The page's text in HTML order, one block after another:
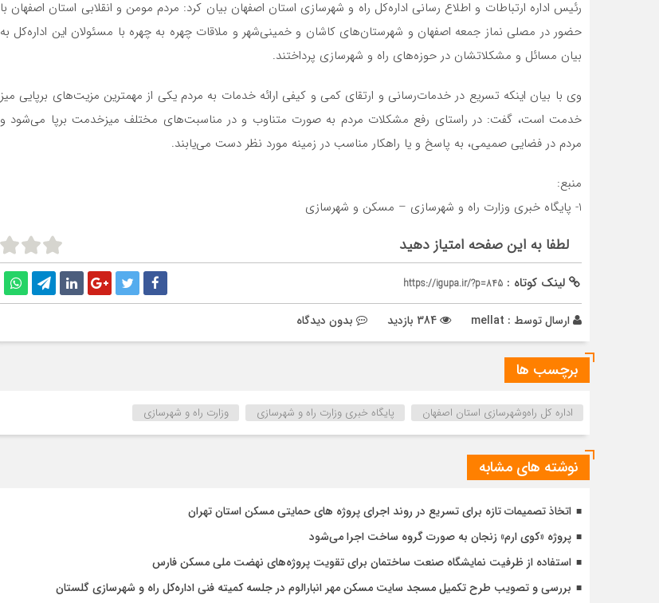
رئیس اداره ارتباطات و اطلاع رسانی اداره‌کل راه و شهرسازی استان اصفهان بیان کرد: مردم مومن و انقلابی استان اصفهان با
حضور در مصلی نماز جمعه اصفهان و شهرستان‌های کاشان و خمینی‌شهر و ملاقات چهره به چهره با مسئولان این اداره‌کل به
بیان مسائل و مشکلاتشان در حوزه‌های راه و شهرسازی پرداختند.
وی با بیان اینکه تسریع در خدمات‌رسانی و ارتقای کمی و کیفی ارائه خدمات به مردم یکی از مهمترین مزیت‌های برپایی میز
خدمت است، گفت: در راستای رفع مشکلات مردم به صورت متناوب و در مناسبت‌های مختلف میزخدمت برپا می‌شود و
مردم در فضایی صمیمی، به پاسخ و یا راهکار مناسب در زمینه مورد نظر دست می‌یابند.
منبع:
1- پایگاه خبری وزارت راه و شهرسازی – مسکن و شهرسازی
لطفا به این صفحه امتیاز دهید
لینک کوتاه : https://igupa.ir/?p=845
ارسال توسط : mellat بدون دیدگاه
برچسب ها
اداره كل راه‌و‌شهرسازي استان اصفهان پایگاه خبری وزارت راه و شهرسازی وزارت راه و شهرسازی
نوشته های مشابه
اتخاذ تصمیمات تازه برای تسریع در روند اجرای پروژه های حمایتی مسکن استان تهران
پروژه «کوی ارم» زنجان به صورت گروه ساخت اجرا می‌شود
استفاده از ظرفیت نمایشگاه صنعت ساختمان برای تقویت پروژه‌های نهضت ملی مسکن فارس
بررسی و تصویب طرح تکمیل مسجد سایت مسکن مهر انبارالوم در جلسه کمیته فنی اداره‌کل راه و شهرسازی گلستان